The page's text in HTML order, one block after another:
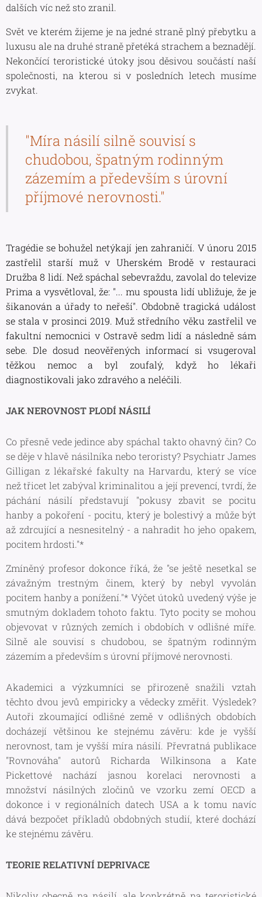
dalších víc než sto zranil.
Svět ve kterém žijeme je na jedné straně plný přebytku a
luxusu ale na druhé straně přetéká strachem a beznadějí.
Nekončící teroristické útoky jsou děsivou součástí naší
společnosti, na kterou si v posledních letech musíme
zvykat.
"Míra násilí silně souvisí s
chudobou, špatným rodinným
zázemím a především s úrovní
příjmové nerovnosti."
Tragédie se bohužel netýkají jen zahraničí. V únoru 2015
zastřelil starší muž v Uherském Brodě v restauraci
Družba 8 lidí. Než spáchal sebevraždu, zavolal do televize
Prima a vysvětloval, že: "... mu spousta lidí ubližuje, že je
šikanován a úřady to neřeší". Obdobně tragická událost
se stala v prosinci 2019. Muž středního věku zastřelil ve
fakultní nemocnici v Ostravě sedm lidí a následně sám
sebe. Dle dosud neověřených informací si vsugeroval
těžkou nemoc a byl zoufalý, když ho lékaři
diagnostikovali jako zdravého a neléčili.
JAK NEROVNOST PLODÍ NÁSILÍ
Co přesně vede jedince aby spáchal takto ohavný čin? Co
se děje v hlavě násilníka nebo teroristy? Psychiatr James
Gilligan z lékařské fakulty na Harvardu, který se více
než třicet let zabýval kriminalitou a její prevencí, tvrdí, že
páchání násilí představují "pokusy zbavit se pocitu
hanby a pokoření - pocitu, který je bolestivý a může být
až zdrcující a nesnesitelný - a nahradit ho jeho opakem,
pocitem hrdosti."*
Zmíněný profesor dokonce říká, že "se ještě nesetkal se
závažným trestným činem, který by nebyl vyvolán
pocitem hanby a ponížení."* Výčet útoků uvedený výše je
smutným dokladem tohoto faktu. Tyto pocity se mohou
objevovat v různých zemích i obdobích v odlišné míře.
Silně ale souvisí s chudobou, se špatným rodinným
zázemím a především s úrovní příjmové nerovnosti.
Akademici a výzkumníci se přirozeně snažili vztah
těchto dvou jevů empiricky a vědecky změřit. Výsledek?
Autoři zkoumající odlišné země v odlišných obdobích
docházejí většinou ke stejnému závěru: kde je vyšší
nerovnost, tam je vyšší míra násilí. Převratná publikace
"Rovnováha" autorů Richarda Wilkinsona a Kate
Pickettové nachází jasnou korelaci nerovnosti a
množství násilných zločinů ve vzorku zemí OECD a
dokonce i v regionálních datech USA a k tomu navíc
dává bezpočet příkladů obdobných studií, které dochází
ke stejnému závěru.
TEORIE RELATIVNÍ DEPRIVACE